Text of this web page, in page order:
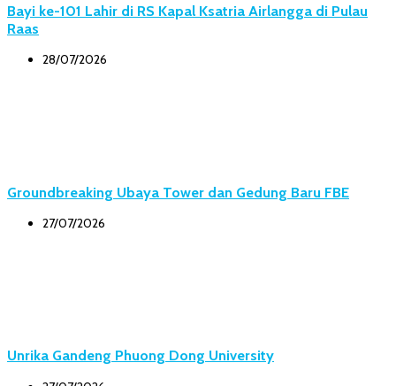
Bayi ke-101 Lahir di RS Kapal Ksatria Airlangga di Pulau
Raas
28/07/2026
Groundbreaking Ubaya Tower dan Gedung Baru FBE
27/07/2026
Unrika Gandeng Phuong Dong University